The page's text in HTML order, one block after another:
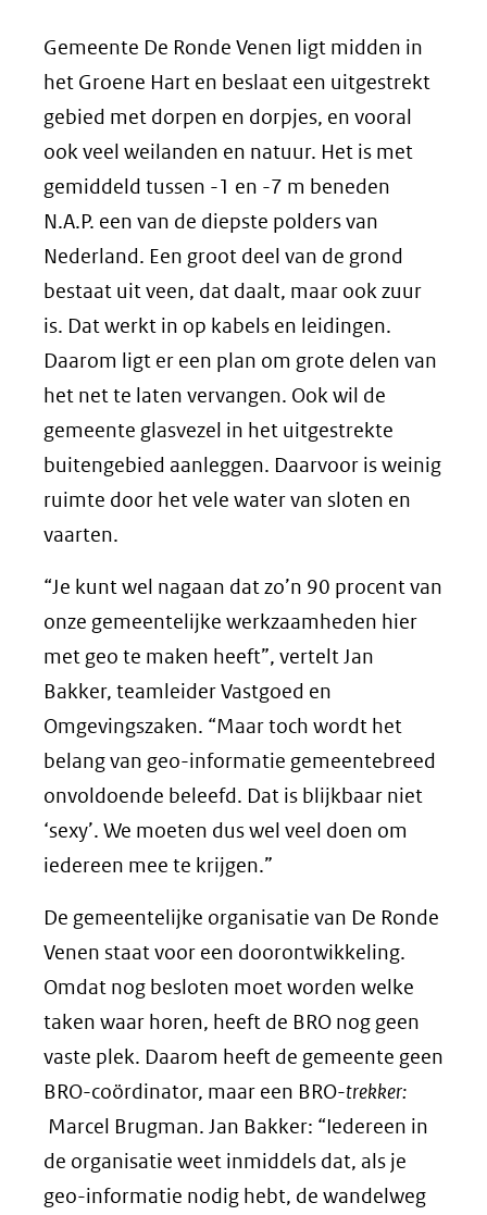
Gemeente De Ronde Venen ligt midden in
het Groene Hart en beslaat een uitgestrekt
gebied met dorpen en dorpjes, en vooral
ook veel weilanden en natuur. Het is met
gemiddeld tussen -1 en -7 m beneden
N.A.P. een van de diepste polders van
Nederland. Een groot deel van de grond
bestaat uit veen, dat daalt, maar ook zuur
is. Dat werkt in op kabels en leidingen.
Daarom ligt er een plan om grote delen van
het net te laten vervangen. Ook wil de
gemeente glasvezel in het uitgestrekte
buitengebied aanleggen. Daarvoor is weinig
ruimte door het vele water van sloten en
vaarten.
“Je kunt wel nagaan dat zo’n 90 procent van
onze gemeentelijke werkzaamheden hier
met geo te maken heeft”, vertelt Jan
Bakker, teamleider Vastgoed en
Omgevingszaken. “Maar toch wordt het
belang van geo-informatie gemeentebreed
onvoldoende beleefd. Dat is blijkbaar niet
‘sexy’. We moeten dus wel veel doen om
iedereen mee te krijgen.”
De gemeentelijke organisatie van De Ronde
Venen staat voor een doorontwikkeling.
Omdat nog besloten moet worden welke
taken waar horen, heeft de BRO nog geen
vaste plek. Daarom heeft de gemeente geen
BRO-coördinator, maar een BRO-trekker:
Marcel Brugman. Jan Bakker: “Iedereen in
de organisatie weet inmiddels dat, als je
geo-informatie nodig hebt, de wandelweg